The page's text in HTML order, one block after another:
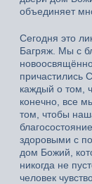
объединяет
Сегодня это
Багряж. Мы с
причастились
каждый о том,
конечно, все
том, чтобы
здоровыми с
дом Божий,
никогда не
человек